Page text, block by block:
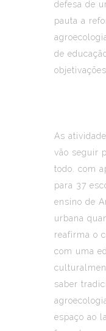
defesa de
pauta a
de
As
vão seguir
todo. com
para 37
ensino de
urbana
reafirma o
com uma
saber
espaço ao